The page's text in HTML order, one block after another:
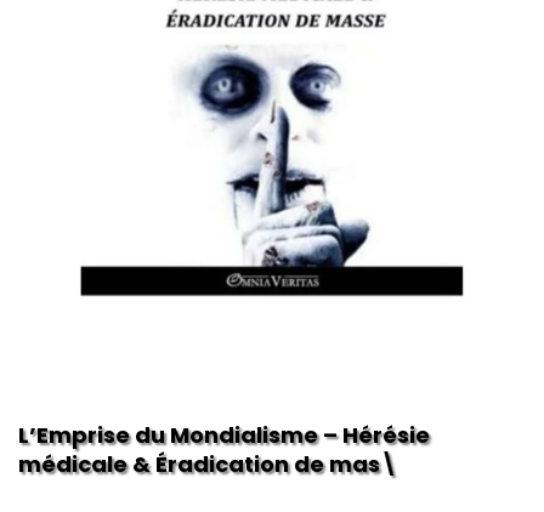
L’Emprise du Mondialisme – Hérésie
médicale & Éradication de masse